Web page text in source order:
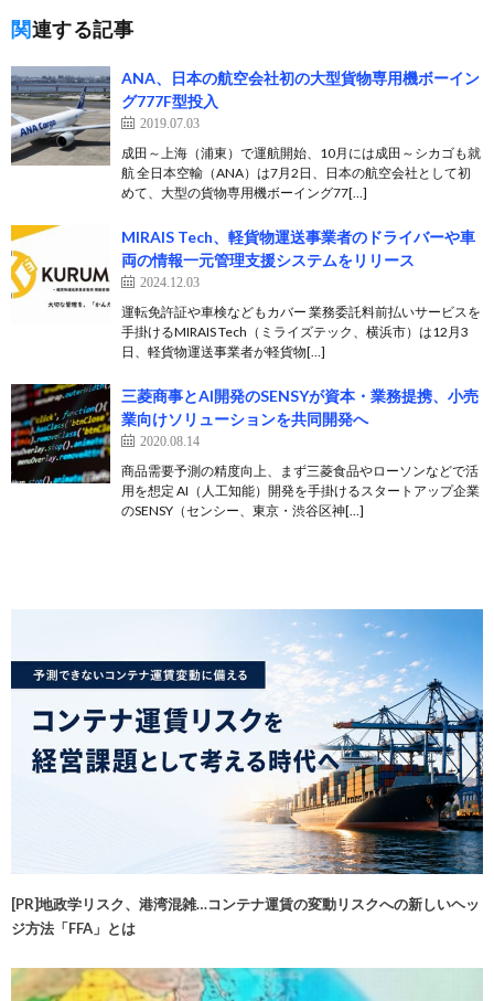
関連する記事
ANA、日本の航空会社初の大型貨物専用機ボーイン
グ777F型投入
2019.07.03
成田～上海（浦東）で運航開始、10月には成田～シカゴも就
航 全日本空輸（ANA）は7月2日、日本の航空会社として初
めて、大型の貨物専用機ボーイング77[…]
MIRAIS Tech、軽貨物運送事業者のドライバーや車
両の情報一元管理支援システムをリリース
2024.12.03
運転免許証や車検などもカバー 業務委託料前払いサービスを
手掛けるMIRAIS Tech（ミライズテック、横浜市）は12月3
日、軽貨物運送事業者が軽貨物[…]
三菱商事とAI開発のSENSYが資本・業務提携、小売
業向けソリューションを共同開発へ
2020.08.14
商品需要予測の精度向上、まず三菱食品やローソンなどで活
用を想定 AI（人工知能）開発を手掛けるスタートアップ企業
のSENSY（センシー、東京・渋谷区神[…]
[PR]地政学リスク、港湾混雑…コンテナ運賃の変動リスクへの新しいヘッ
ジ方法「FFA」とは